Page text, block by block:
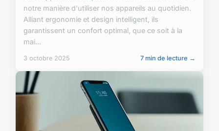
notre manière d'utiliser nos appareils au quotidien.
Alliant ergonomie et design intelligent, ils
garantissent un confort optimal, que ce soit à la
mai...
3 octobre 2025 7 min de lecture →